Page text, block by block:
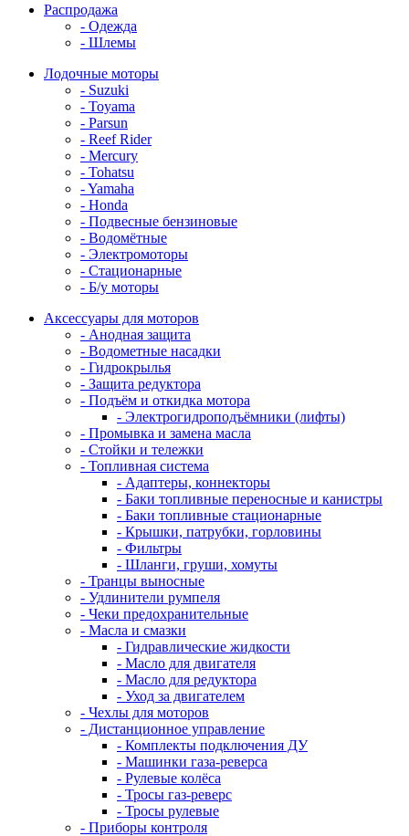
Распродажа
- Одежда
- Шлемы
Лодочные моторы
- Suzuki
- Toyama
- Parsun
- Reef Rider
- Mercury
- Tohatsu
- Yamaha
- Honda
- Подвесные бензиновые
- Водомётные
- Электромоторы
- Стационарные
- Б/у моторы
Аксессуары для моторов
- Анодная защита
- Водометные насадки
- Гидрокрылья
- Защита редуктора
- Подъём и откидка мотора
- Электрогидроподъёмники (лифты)
- Промывка и замена масла
- Стойки и тележки
- Топливная система
- Адаптеры, коннекторы
- Баки топливные переносные и канистры
- Баки топливные стационарные
- Крышки, патрубки, горловины
- Фильтры
- Шланги, груши, хомуты
- Транцы выносные
- Удлинители румпеля
- Чеки предохранительные
- Масла и смазки
- Гидравлические жидкости
- Масло для двигателя
- Масло для редуктора
- Уход за двигателем
- Чехлы для моторов
- Дистанционное управление
- Комплекты подключения ДУ
- Машинки газа-реверса
- Рулевые колёса
- Тросы газ-реверс
- Тросы рулевые
- Приборы контроля